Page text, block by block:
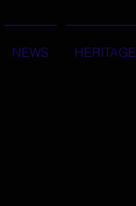
NEWS HERITAGE